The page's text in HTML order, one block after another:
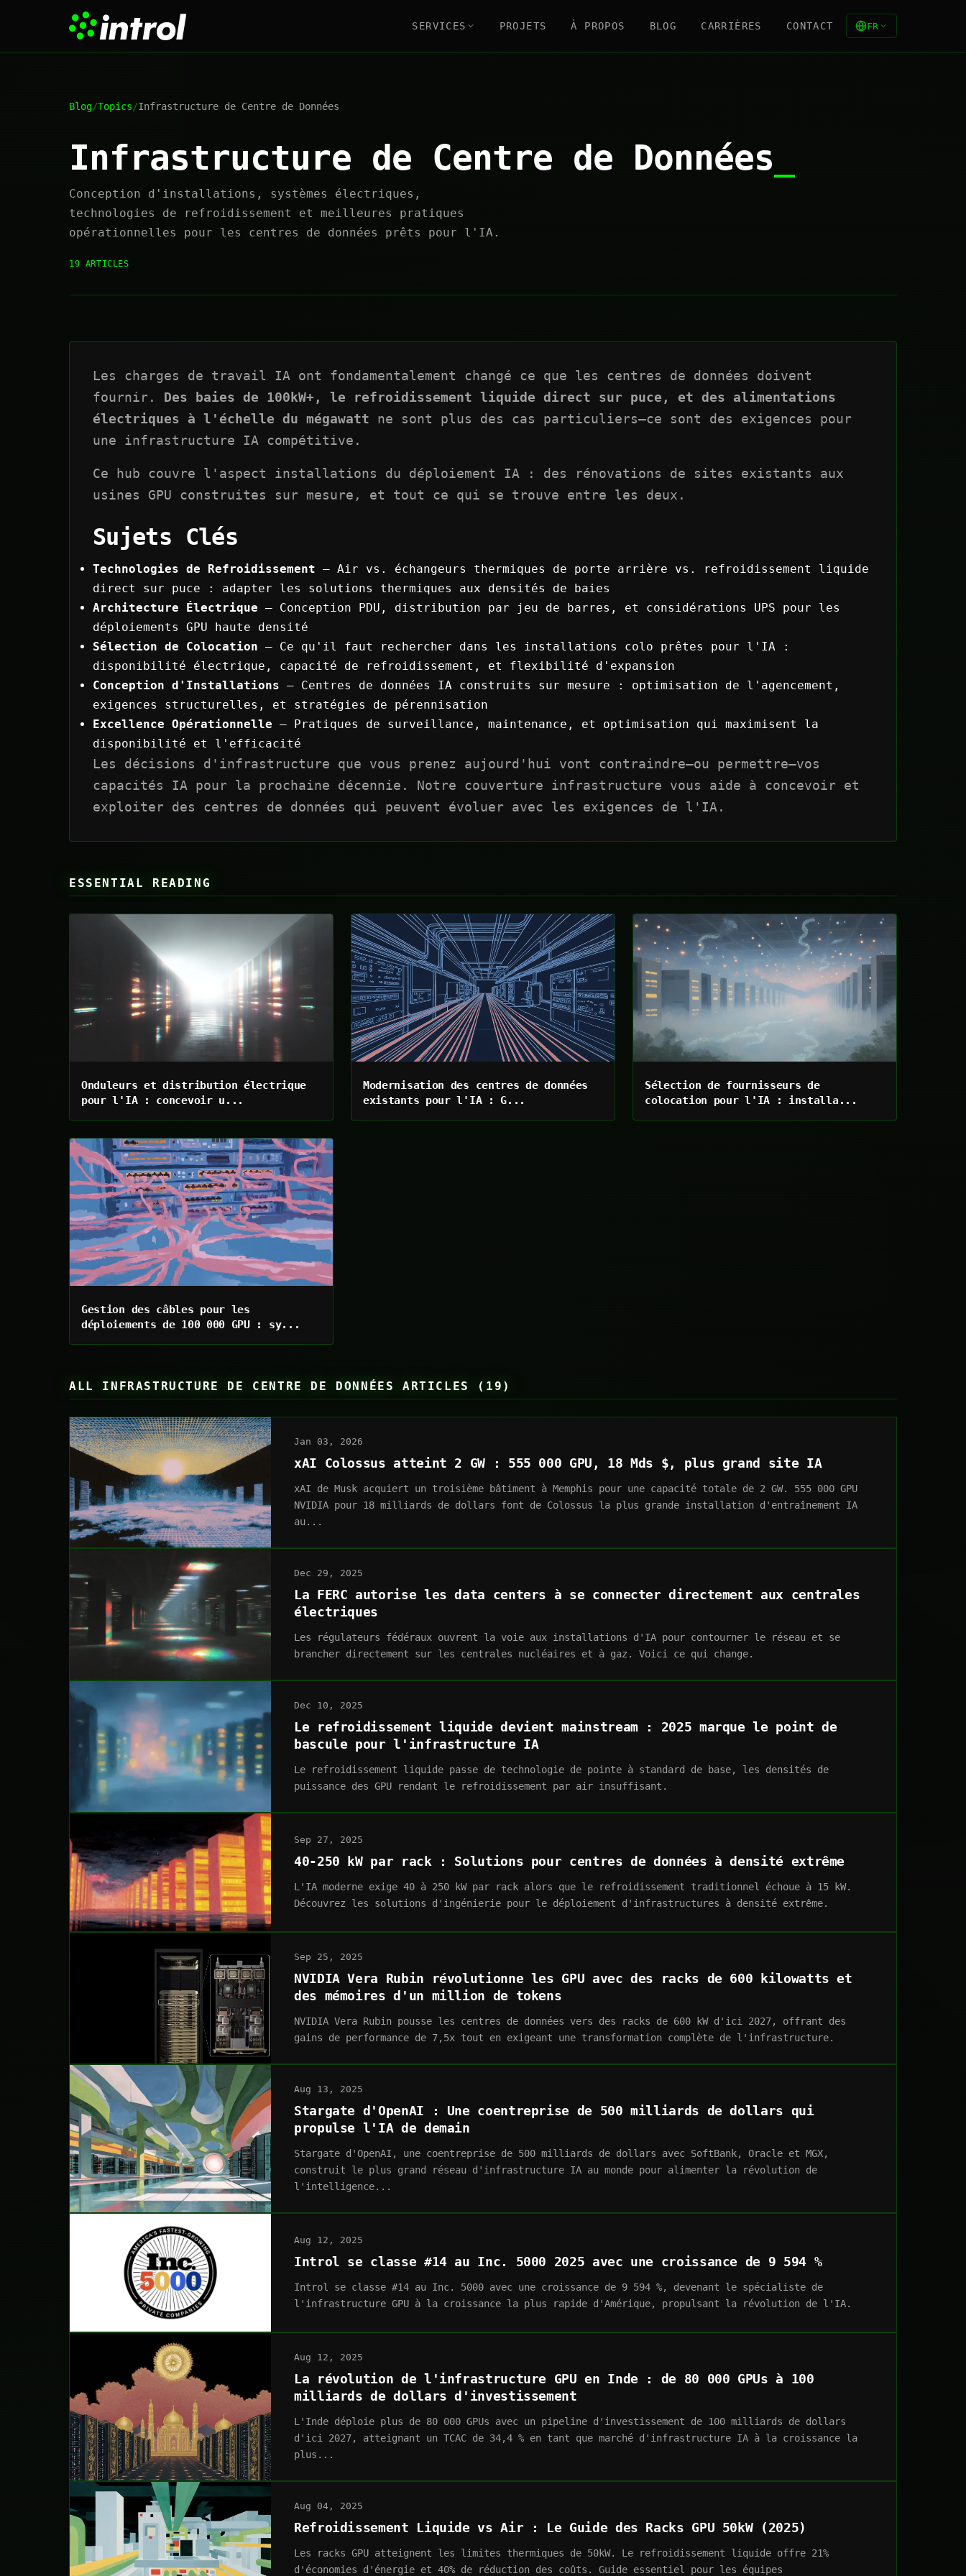
SERVICES PROJETS À PROPOS BLOG CARRIÈRES CONTACT FR
Blog/Topics/Infrastructure de Centre de Données
Infrastructure de Centre de Données
Conception d'installations, systèmes électriques,
technologies de refroidissement et meilleures pratiques
opérationnelles pour les centres de données prêts pour l'IA.
19 ARTICLES
Les charges de travail IA ont fondamentalement changé ce que les centres de données doivent
fournir. Des baies de 100kW+, le refroidissement liquide direct sur puce, et des alimentations
électriques à l'échelle du mégawatt ne sont plus des cas particuliers—ce sont des exigences pour
une infrastructure IA compétitive.
Ce hub couvre l'aspect installations du déploiement IA : des rénovations de sites existants aux
usines GPU construites sur mesure, et tout ce qui se trouve entre les deux.
Sujets Clés
Technologies de Refroidissement — Air vs. échangeurs thermiques de porte arrière vs. refroidissement liquide
direct sur puce : adapter les solutions thermiques aux densités de baies
Architecture Électrique — Conception PDU, distribution par jeu de barres, et considérations UPS pour les
déploiements GPU haute densité
Sélection de Colocation — Ce qu'il faut rechercher dans les installations colo prêtes pour l'IA :
disponibilité électrique, capacité de refroidissement, et flexibilité d'expansion
Conception d'Installations — Centres de données IA construits sur mesure : optimisation de l'agencement,
exigences structurelles, et stratégies de pérennisation
Excellence Opérationnelle — Pratiques de surveillance, maintenance, et optimisation qui maximisent la
disponibilité et l'efficacité
Les décisions d'infrastructure que vous prenez aujourd'hui vont contraindre—ou permettre—vos
capacités IA pour la prochaine décennie. Notre couverture infrastructure vous aide à concevoir et
exploiter des centres de données qui peuvent évoluer avec les exigences de l'IA.
ESSENTIAL READING
Onduleurs et distribution électrique
pour l'IA : concevoir u...
Modernisation des centres de données
existants pour l'IA : G...
Sélection de fournisseurs de
colocation pour l'IA : installa...
Gestion des câbles pour les
déploiements de 100 000 GPU : sy...
ALL INFRASTRUCTURE DE CENTRE DE DONNÉES ARTICLES (19)
Jan 03, 2026
xAI Colossus atteint 2 GW : 555 000 GPU, 18 Mds $, plus grand site IA
xAI de Musk acquiert un troisième bâtiment à Memphis pour une capacité totale de 2 GW. 555 000 GPU
NVIDIA pour 18 milliards de dollars font de Colossus la plus grande installation d'entraînement IA
au...
Dec 29, 2025
La FERC autorise les data centers à se connecter directement aux centrales
électriques
Les régulateurs fédéraux ouvrent la voie aux installations d'IA pour contourner le réseau et se
brancher directement sur les centrales nucléaires et à gaz. Voici ce qui change.
Dec 10, 2025
Le refroidissement liquide devient mainstream : 2025 marque le point de
bascule pour l'infrastructure IA
Le refroidissement liquide passe de technologie de pointe à standard de base, les densités de
puissance des GPU rendant le refroidissement par air insuffisant.
Sep 27, 2025
40-250 kW par rack : Solutions pour centres de données à densité extrême
L'IA moderne exige 40 à 250 kW par rack alors que le refroidissement traditionnel échoue à 15 kW.
Découvrez les solutions d'ingénierie pour le déploiement d'infrastructures à densité extrême.
Sep 25, 2025
NVIDIA Vera Rubin révolutionne les GPU avec des racks de 600 kilowatts et
des mémoires d'un million de tokens
NVIDIA Vera Rubin pousse les centres de données vers des racks de 600 kW d'ici 2027, offrant des
gains de performance de 7,5x tout en exigeant une transformation complète de l'infrastructure.
Aug 13, 2025
Stargate d'OpenAI : Une coentreprise de 500 milliards de dollars qui
propulse l'IA de demain
Stargate d'OpenAI, une coentreprise de 500 milliards de dollars avec SoftBank, Oracle et MGX,
construit le plus grand réseau d'infrastructure IA au monde pour alimenter la révolution de
l'intelligence...
Aug 12, 2025
Introl se classe #14 au Inc. 5000 2025 avec une croissance de 9 594 %
Introl se classe #14 au Inc. 5000 avec une croissance de 9 594 %, devenant le spécialiste de
l'infrastructure GPU à la croissance la plus rapide d'Amérique, propulsant la révolution de l'IA.
Aug 12, 2025
La révolution de l'infrastructure GPU en Inde : de 80 000 GPUs à 100
milliards de dollars d'investissement
L'Inde déploie plus de 80 000 GPUs avec un pipeline d'investissement de 100 milliards de dollars
d'ici 2027, atteignant un TCAC de 34,4 % en tant que marché d'infrastructure IA à la croissance la
plus...
Aug 04, 2025
Refroidissement Liquide vs Air : Le Guide des Racks GPU 50kW (2025)
Les racks GPU atteignent les limites thermiques de 50kW. Le refroidissement liquide offre 21%
d'économies d'énergie et 40% de réduction des coûts. Guide essentiel pour les équipes